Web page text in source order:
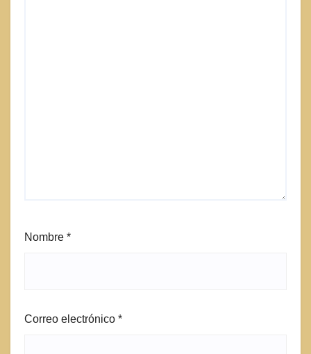
Nombre *
Correo electrónico *